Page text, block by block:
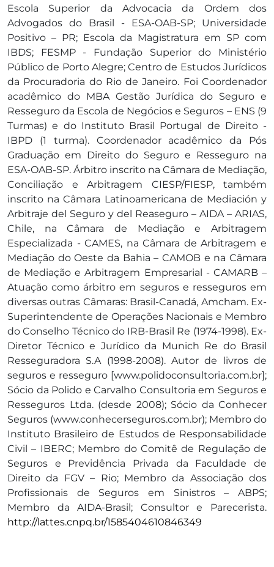
Escola Superior da Advocacia da Ordem dos
Advogados do Brasil - ESA-OAB-SP; Universidade
Positivo – PR; Escola da Magistratura em SP com
IBDS; FESMP - Fundação Superior do Ministério
Público de Porto Alegre; Centro de Estudos Jurídicos
da Procuradoria do Rio de Janeiro. Foi Coordenador
acadêmico do MBA Gestão Jurídica do Seguro e
Resseguro da Escola de Negócios e Seguros – ENS (9
Turmas) e do Instituto Brasil Portugal de Direito -
IBPD (1 turma). Coordenador acadêmico da Pós
Graduação em Direito do Seguro e Resseguro na
ESA-OAB-SP. Árbitro inscrito na Câmara de Mediação,
Conciliação e Arbitragem CIESP/FIESP, também
inscrito na Câmara Latinoamericana de Mediación y
Arbitraje del Seguro y del Reaseguro – AIDA – ARIAS,
Chile, na Câmara de Mediação e Arbitragem
Especializada - CAMES, na Câmara de Arbitragem e
Mediação do Oeste da Bahia – CAMOB e na Câmara
de Mediação e Arbitragem Empresarial - CAMARB –
Atuação como árbitro em seguros e resseguros em
diversas outras Câmaras: Brasil-Canadá, Amcham. Ex-
Superintendente de Operações Nacionais e Membro
do Conselho Técnico do IRB-Brasil Re (1974-1998). Ex-
Diretor Técnico e Jurídico da Munich Re do Brasil
Resseguradora S.A (1998-2008). Autor de livros de
seguros e resseguro [www.polidoconsultoria.com.br];
Sócio da Polido e Carvalho Consultoria em Seguros e
Resseguros Ltda. (desde 2008); Sócio da Conhecer
Seguros (www.conhecerseguros.com.br); Membro do
Instituto Brasileiro de Estudos de Responsabilidade
Civil – IBERC; Membro do Comitê de Regulação de
Seguros e Previdência Privada da Faculdade de
Direito da FGV – Rio; Membro da Associação dos
Profissionais de Seguros em Sinistros – ABPS;
Membro da AIDA-Brasil; Consultor e Parecerista.
http://lattes.cnpq.br/1585404610846349